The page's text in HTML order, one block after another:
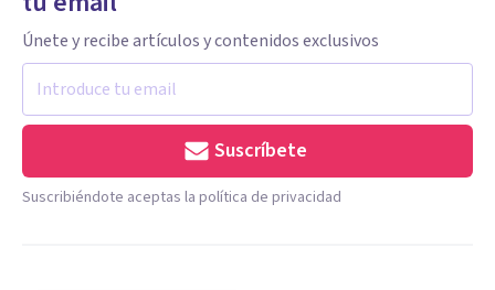
Únete y recibe artículos y contenidos exclusivos
Suscríbete
Suscribiéndote aceptas la política de privacidad